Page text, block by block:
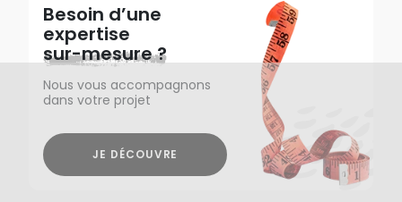
Besoin d’une
expertise
sur-mesure ?
Nous vous accompagnons
dans votre projet
JE DÉCOUVRE